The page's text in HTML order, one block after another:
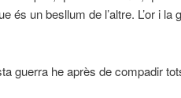
és un besllum de l’altre. L’or i
guerra he après de compadir